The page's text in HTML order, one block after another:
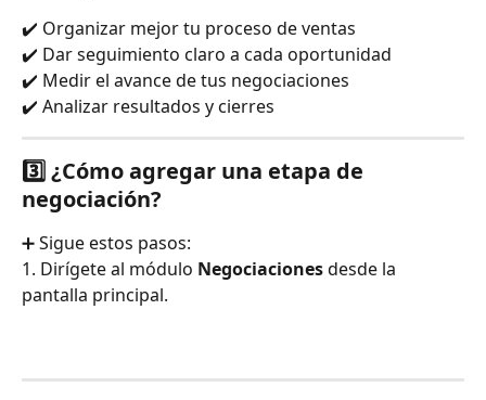
✔️ Organizar mejor tu proceso de ventas
✔️ Dar seguimiento claro a cada oportunidad
✔️ Medir el avance de tus negociaciones
✔️ Analizar resultados y cierres
3️⃣ ¿Cómo agregar una etapa de
negociación?
➕ Sigue estos pasos:
1. Dirígete al módulo Negociaciones desde la
pantalla principal.